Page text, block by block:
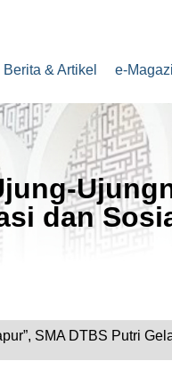
Berita & Artikel e-
dan
SMA DTBS Putri